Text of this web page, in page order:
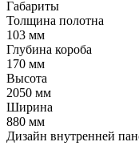
Габариты
Толщина полотна
103 мм
Глубина короба
170 мм
Высота
2050 мм
Ширина
880 мм
Дизайн внутренней